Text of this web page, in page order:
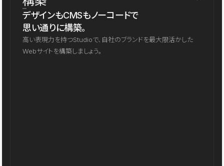
デザインもCMSもノーコードで
思い通りに構築。
高い表現力を持つStudioで、自社のブランドを最大限活かした
Webサイトを構築しましょう。